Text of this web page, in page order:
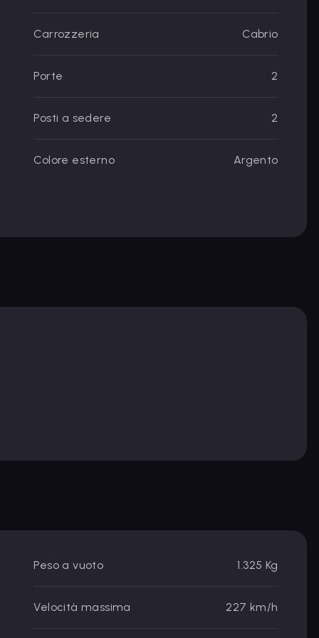
Carrozzeria Cabrio
Porte 2
Posti a sedere 2
Colore esterno Argento
Peso a vuoto 1.325 Kg
Velocità massima 227 km/h